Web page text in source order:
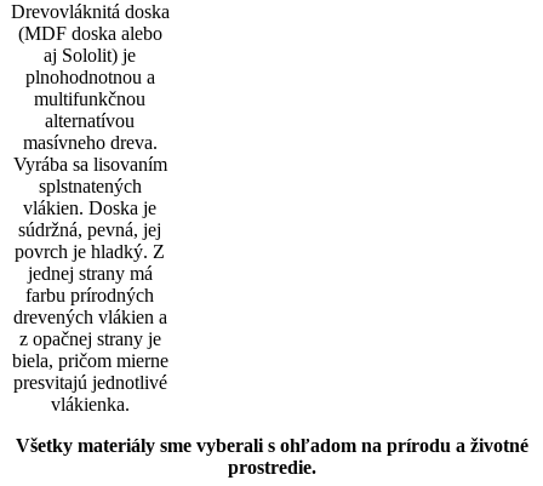
Drevovláknitá doska
(MDF doska alebo
aj Sololit) je
plnohodnotnou a
multifunkčnou
alternatívou
masívneho dreva.
Vyrába sa lisovaním
splstnatených
vlákien. Doska je
súdržná, pevná, jej
povrch je hladký. Z
jednej strany má
farbu prírodných
drevených vlákien a
z opačnej strany je
biela, pričom mierne
presvitajú jednotlivé
vlákienka.
Všetky materiály sme vyberali s ohľadom na prírodu a životné
prostredie.